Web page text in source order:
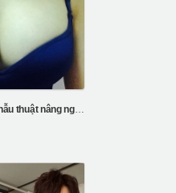
Chia sẻ kinh ngiệm phẫu thuật nâng ngực tại bệnh vi